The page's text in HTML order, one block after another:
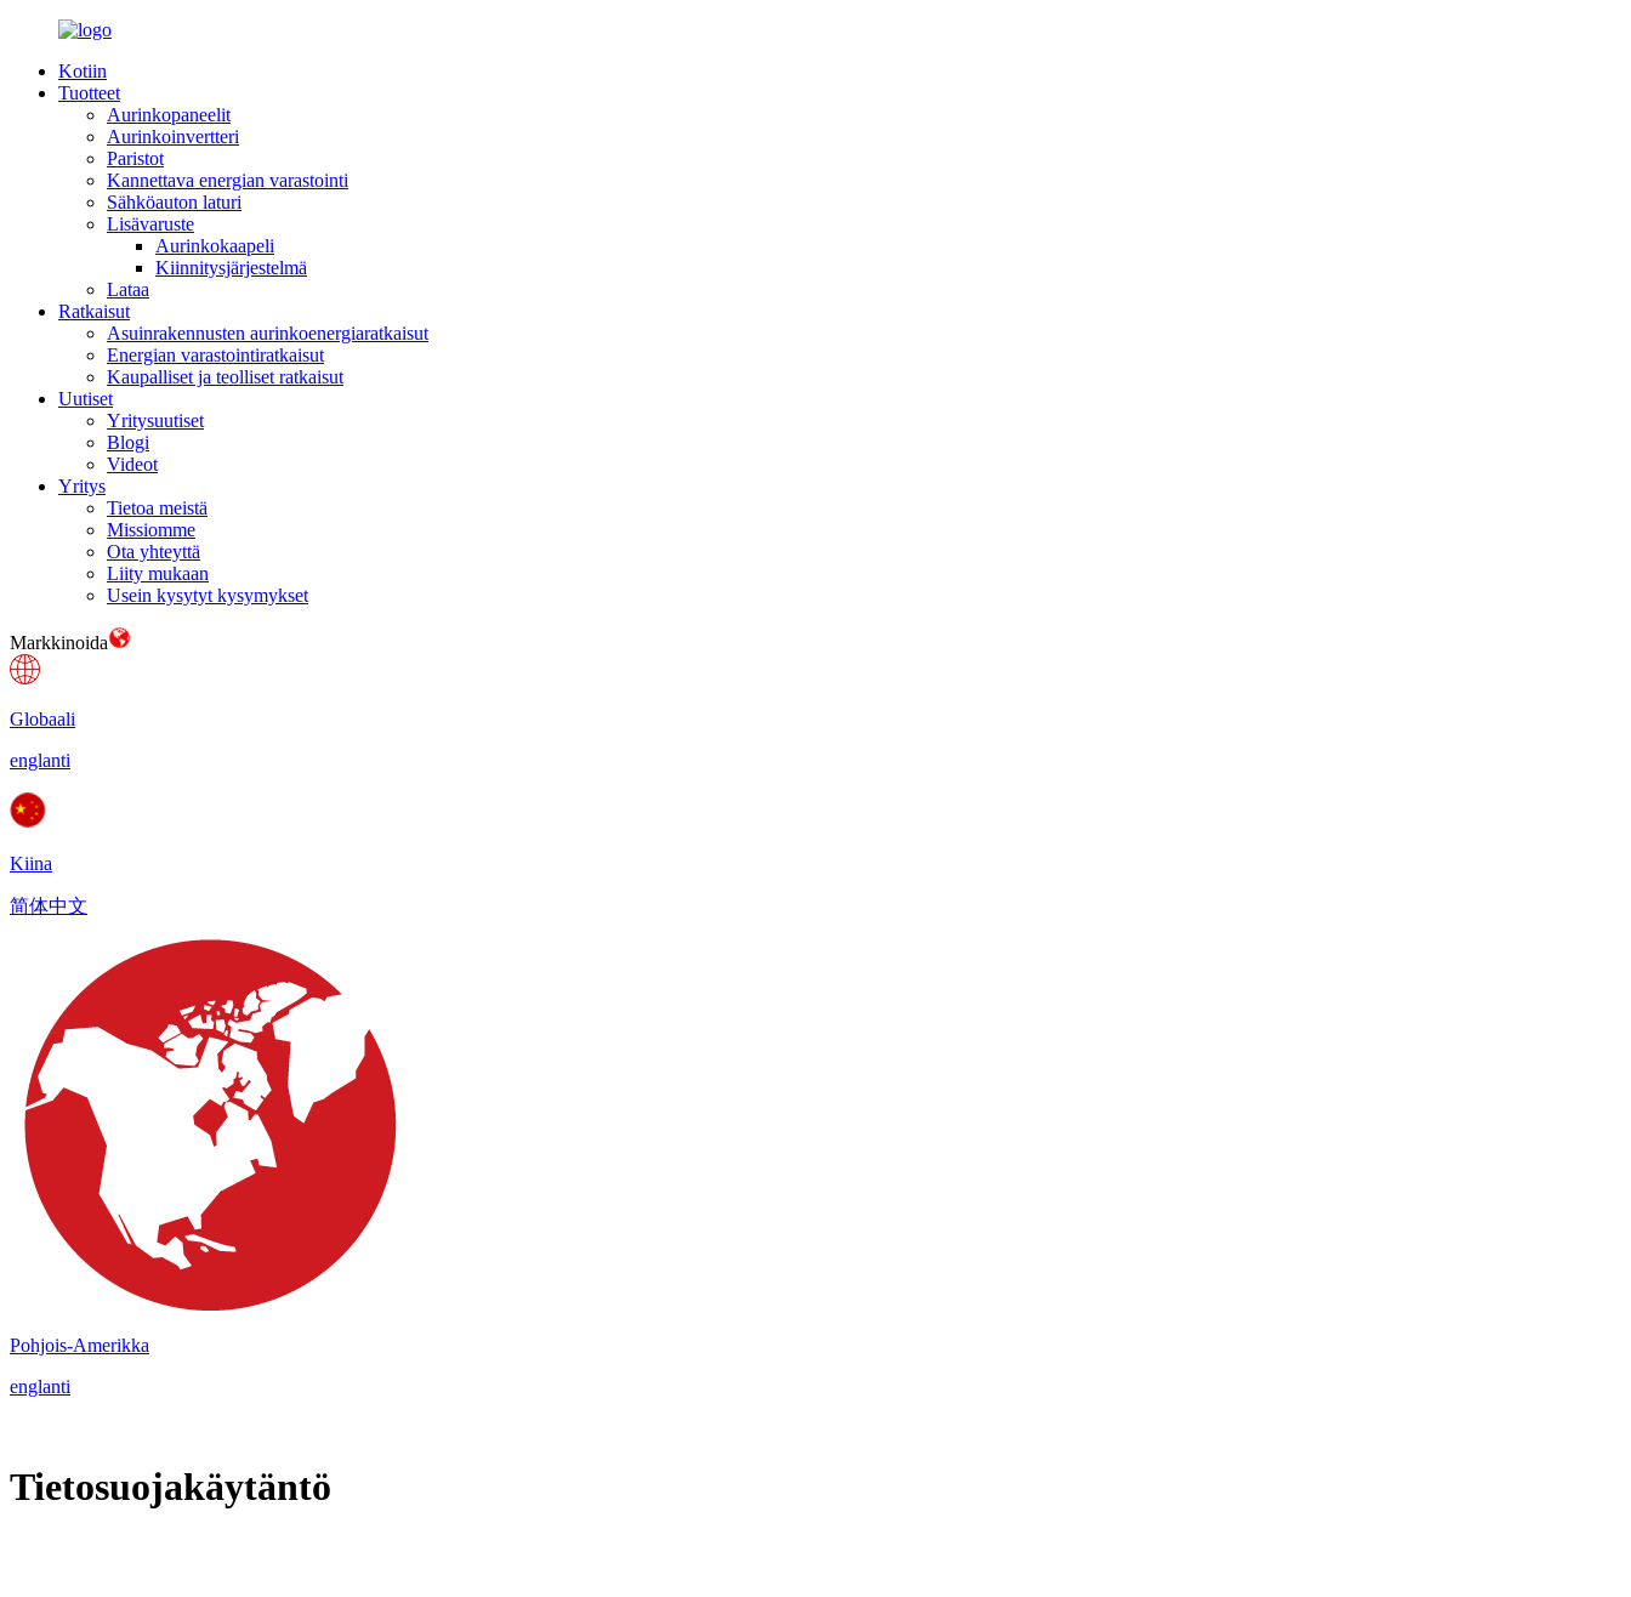
Kotiin
Tuotteet
Aurinkopaneelit
Aurinkoinvertteri
Paristot
Kannettava energian varastointi
Sähköauton laturi
Lisävaruste
Aurinkokaapeli
Kiinnitysjärjestelmä
Lataa
Ratkaisut
Asuinrakennusten aurinkoenergiaratkaisut
Energian varastointiratkaisut
Kaupalliset ja teolliset ratkaisut
Uutiset
Yritysuutiset
Blogi
Videot
Yritys
Tietoa meistä
Missiomme
Ota yhteyttä
Liity mukaan
Usein kysytyt kysymykset
Markkinoida
Globaali
englanti
Kiina
简体中文
Pohjois-Amerikka
englanti
Tietosuojakäytäntö